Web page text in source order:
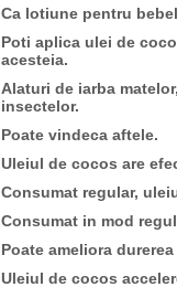
Ca lotiune pentru
Poti aplica ulei de
acesteia.
Alaturi de iarba
insectelor.
Poate vindeca aftele.
Uleiul de cocos are
Consumat regular,
Consumat in mod
Poate ameliora
Uleiul de cocos